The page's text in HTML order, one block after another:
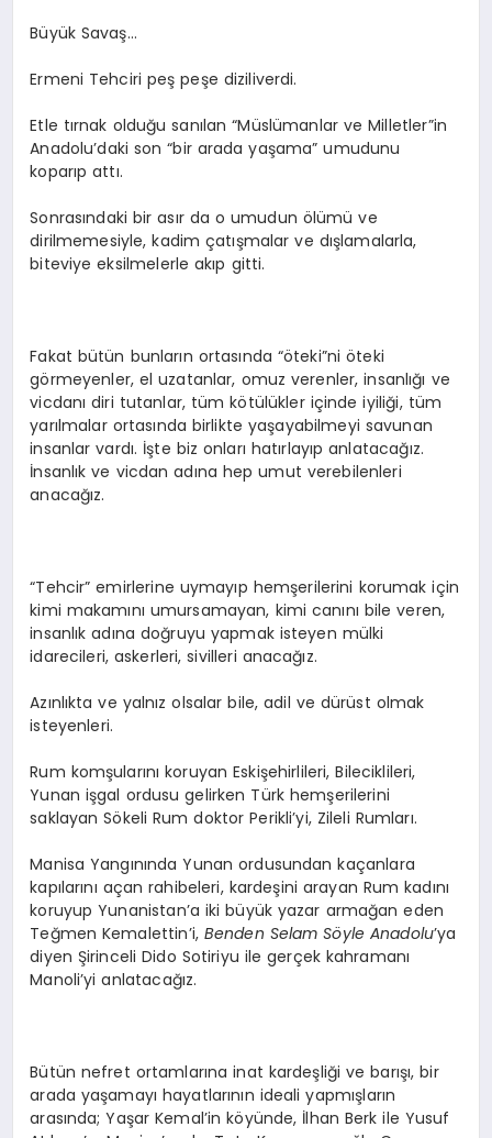
Büyük Savaş…
Ermeni Tehciri peş peşe diziliverdi.
Etle tırnak olduğu sanılan “Müslümanlar ve Milletler”in
Anadolu’daki son “bir arada yaşama” umudunu
koparıp attı.
Sonrasındaki bir asır da o umudun ölümü ve
dirilmemesiyle, kadim çatışmalar ve dışlamalarla,
biteviye eksilmelerle akıp gitti.
Fakat bütün bunların ortasında “öteki”ni öteki
görmeyenler, el uzatanlar, omuz verenler, insanlığı ve
vicdanı diri tutanlar, tüm kötülükler içinde iyiliği, tüm
yarılmalar ortasında birlikte yaşayabilmeyi savunan
insanlar vardı. İşte biz onları hatırlayıp anlatacağız.
İnsanlık ve vicdan adına hep umut verebilenleri
anacağız.
“Tehcir” emirlerine uymayıp hemşerilerini korumak için
kimi makamını umursamayan, kimi canını bile veren,
insanlık adına doğruyu yapmak isteyen mülki
idarecileri, askerleri, sivilleri anacağız.
Azınlıkta ve yalnız olsalar bile, adil ve dürüst olmak
isteyenleri.
Rum komşularını koruyan Eskişehirlileri, Bileciklileri,
Yunan işgal ordusu gelirken Türk hemşerilerini
saklayan Sökeli Rum doktor Perikli’yi, Zileli Rumları.
Manisa Yangınında Yunan ordusundan kaçanlara
kapılarını açan rahibeleri, kardeşini arayan Rum kadını
koruyup Yunanistan’a iki büyük yazar armağan eden
Teğmen Kemalettin’i, Benden Selam Söyle Anadolu’ya
diyen Şirinceli Dido Sotiriyu ile gerçek kahramanı
Manoli’yi anlatacağız.
Bütün nefret ortamlarına inat kardeşliği ve barışı, bir
arada yaşamayı hayatlarının ideali yapmışların
arasında; Yaşar Kemal’in köyünde, İlhan Berk ile Yusuf